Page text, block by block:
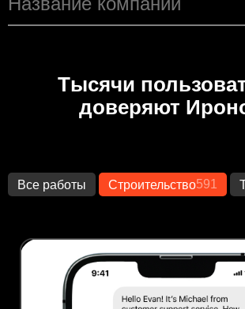
Тысячи
доверяют
Все работы Строительство591